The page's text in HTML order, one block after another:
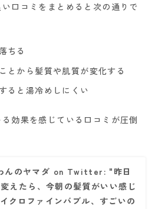
口コミをまとめると次の通りで
ちる
とから髪質や肌質が変化する
ると湯冷めしにくい
効果を感じている口コミが圧倒
んのヤマダ on Twitter: "昨日
えたら、今朝の髪質がいい感じ
クロファインバブル、すごいの